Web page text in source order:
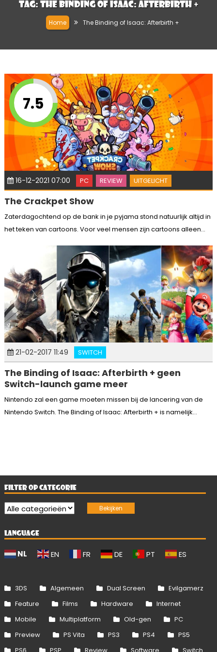
Tag: The Binding of Isaac: Afterbirth +
Home The Binding of Isaac: Afterbirth +
7.5
16-12-2021 07:00 PC REVIEW UITGELICHT
The Crackpet Show
Zaterdagochtend op de bank in je pyjama stond natuurlijk altijd in
het teken van cartoons. Voor veel mensen zijn cartoons alleen...
21-02-2017 11:49 SWITCH
The Binding of Isaac: Afterbirth + geen
Switch-launch game meer
Nintendo zal een game moeten missen bij de lancering van de
Nintendo Switch. The Binding of Isaac: Afterbirth + is namelijk...
FILTER OP CATEGORIE
LANGUAGE
NL EN FR DE PT ES
3DS Algemeen Dual Screen
Evilgamerz
Feature
Films Hardware
Internet
Mobile
Multiplatform Old-gen
PC
Preview
PS Vita PS3 PS4
PS5